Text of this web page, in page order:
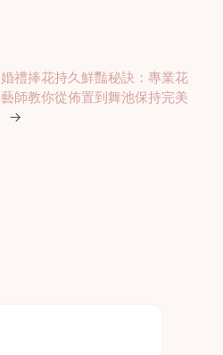
婚禮捧花持久鮮豔秘訣：專業花
藝師教你從佈置到舞池保持完美
→